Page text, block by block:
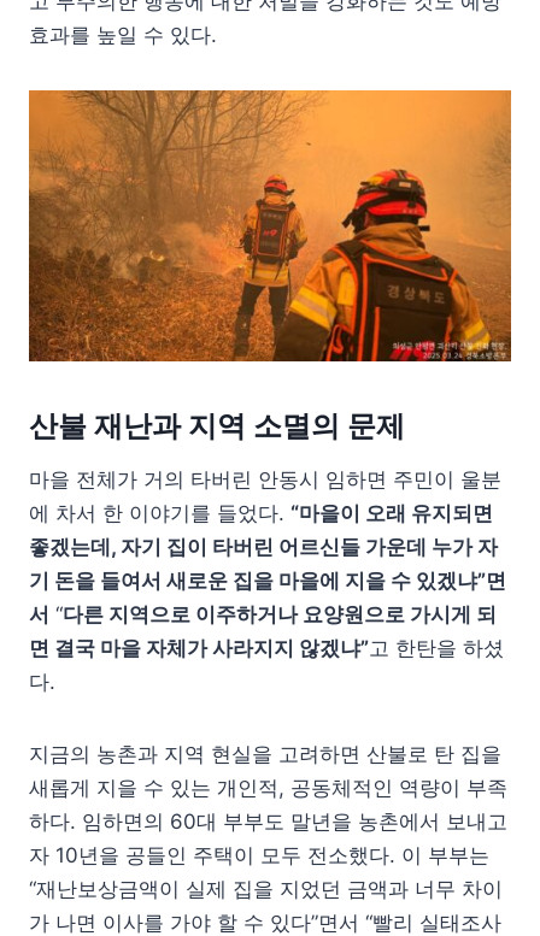
효과를 높일 수 있다.
산불 재난과 지역 소멸의 문제
마을 전체가 거의 타버린 안동시 임하면 주민이 울분
에 차서 한 이야기를 들었다. “마을이 오래 유지되면
좋겠는데, 자기 집이 타버린 어르신들 가운데 누가 자
기 돈을 들여서 새로운 집을 마을에 지을 수 있겠냐”면
서 “다른 지역으로 이주하거나 요양원으로 가시게 되
면 결국 마을 자체가 사라지지 않겠냐”고 한탄을 하셨
다.
지금의 농촌과 지역 현실을 고려하면 산불로 탄 집을
새롭게 지을 수 있는 개인적, 공동체적인 역량이 부족
하다. 임하면의 60대 부부도 말년을 농촌에서 보내고
자 10년을 공들인 주택이 모두 전소했다. 이 부부는
“재난보상금액이 실제 집을 지었던 금액과 너무 차이
가 나면 이사를 가야 할 수 있다”면서 “빨리 실태조사